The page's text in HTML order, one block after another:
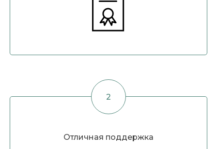
Отличная поддержка